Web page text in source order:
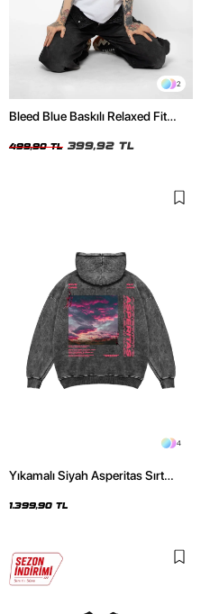
2
Bleed Blue Baskılı Relaxed Fit
499,90 TL 399,92 TL
4
Yıkamalı Siyah Asperitas Sırt
1.399,90 TL